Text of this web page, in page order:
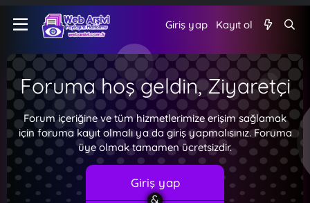
Giriş yap Kayıt ol
Foruma hoş geldin, Ziyaretçi
Forum içeriğine ve tüm hizmetlerimize erişim sağlamak
için foruma kayıt olmalı ya da giriş yapmalısınız. Foruma
üye olmak tamamen ücretsizdir.
Giriş yap